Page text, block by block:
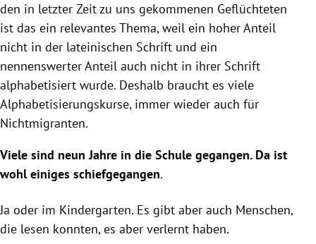
den in letzter Zeit zu uns gekommenen Geflüchteten
ist das ein relevantes Thema, weil ein hoher Anteil
nicht in der lateinischen Schrift und ein
nennenswerter Anteil auch nicht in ihrer Schrift
alphabetisiert wurde. Deshalb braucht es viele
Alphabetisierungskurse, immer wieder auch für
Nichtmigranten.
Viele sind neun Jahre in die Schule gegangen. Da ist
wohl einiges schiefgegangen.
Ja oder im Kindergarten. Es gibt aber auch Menschen,
die lesen konnten, es aber verlernt haben.